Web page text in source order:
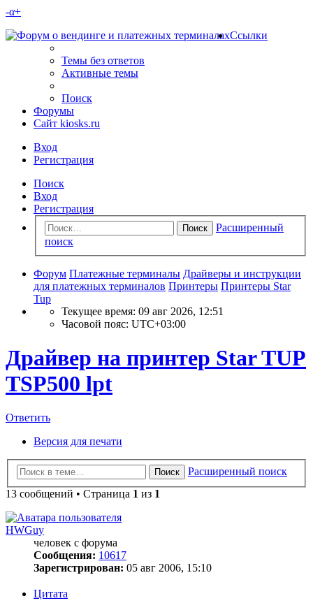
-α+
Ссылки
Темы без ответов
Активные темы
Поиск
Форумы
Сайт kiosks.ru
Вход
Регистрация
Поиск
Вход
Регистрация
Поиск
Расширенный
поиск
Форум Платежные терминалы Драйверы и инструкции
для платежных терминалов Принтеры Принтеры Star
Tup
Текущее время: 09 авг 2026, 12:51
Часовой пояс: UTC+03:00
Драйвер на принтер Star TUP
TSP500 lpt
Ответить
Версия для печати
Поиск
Расширенный поиск
13 сообщений • Страница 1 из 1
HWGuy
человек с форума
Сообщения: 10617
Зарегистрирован: 05 авг 2006, 15:10
Цитата